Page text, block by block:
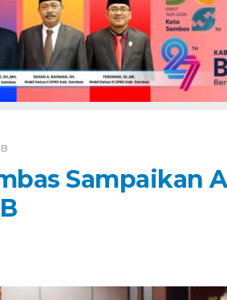
Sampaikan